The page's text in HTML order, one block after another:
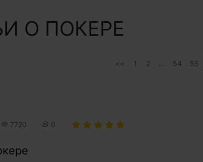
О ПОКЕРЕ
1 2 … 54 55
7720 0